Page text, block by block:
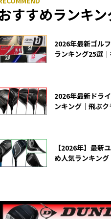
すすめランキン
2026年最新ゴル
ランキング25選
2026年最新ドラ
ンキング｜飛ぶ
【2026年】最新
め人気ランキン